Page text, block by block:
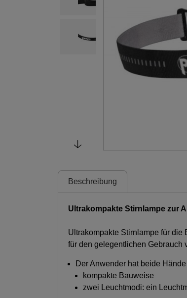
Beschreibung
Ultrakompakte Stirnlampe zur
Ultrakompakte Stirnlampe für
für den gelegentlichen Gebrauch
Der Anwender hat beide Hände
kompakte Bauweise
zwei Leuchtmodi: ein